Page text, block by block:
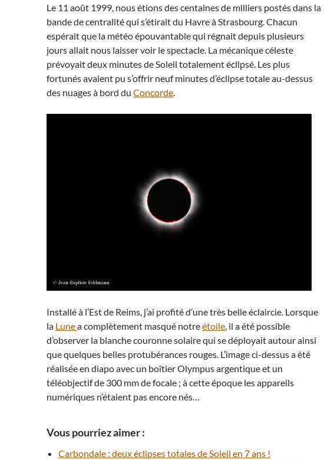
Le 11 août 1999, nous étions des centaines de milliers postés dans la
bande de centralité qui s’étirait du Havre à Strasbourg. Chacun
espérait que la météo épouvantable qui régnait depuis plusieurs
jours allait nous laisser voir le spectacle. La mécanique céleste
prévoyait deux minutes de Soleil totalement éclipsé. Les plus
fortunés avaient pu s’offrir neuf minutes d’éclipse totale au-dessus
des nuages à bord du Concorde.
Installé à l’Est de Reims, j’ai profité d’une très belle éclaircie. Lorsque
la Lunea complètement masqué notreétoile, il a été possible
d’observer la blanche couronne solaire qui se déployait autour ainsi
que quelques belles protubérances rouges. L’image ci-dessus a été
réalisée en diapo avec un boîtier Olympus argentique et un
téléobjectif de 300 mm de focale ; à cette époque les appareils
numériques n’étaient pas encore nés…
Vous pourriez aimer :
Carbondale : deux éclipses totales de Soleil en 7 ans !